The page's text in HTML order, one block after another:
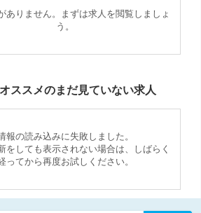
ありません。まずは求人を閲覧しましょ
う。
ススメのまだ見ていない求人
報の読み込みに失敗しました。
をしても表示されない場合は、しばらく
ってから再度お試しください。